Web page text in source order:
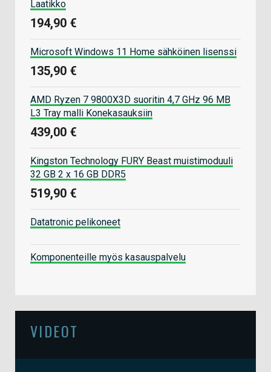
Laatikko
194,90 €
Microsoft Windows 11 Home sähköinen lisenssi
135,90 €
AMD Ryzen 7 9800X3D suoritin 4,7 GHz 96 MB
L3 Tray malli Konekasauksiin
439,00 €
Kingston Technology FURY Beast muistimoduuli
32 GB 2 x 16 GB DDR5
519,90 €
Datatronic pelikoneet
Komponenteille myös kasauspalvelu
VIDEOT